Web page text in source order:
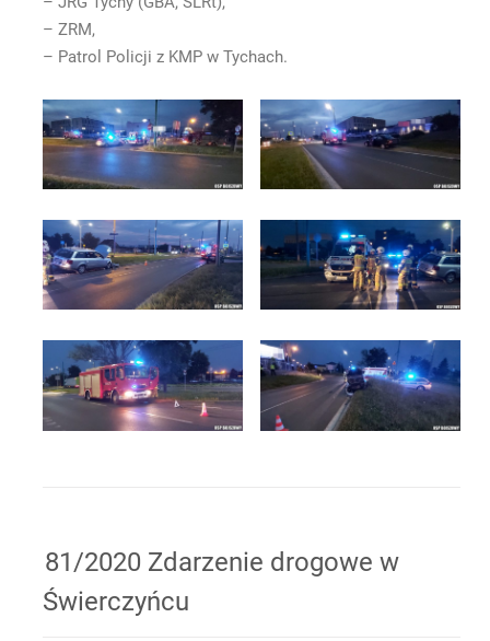
– ZRM,
– Patrol Policji z KMP w Tychach.
81/2020 Zdarzenie drogowe w
Świerczyńcu